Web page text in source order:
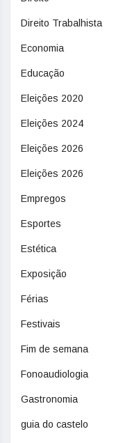
Direito Trabalhista
Economia
Educação
Eleições 2020
Eleições 2024
Eleições 2026
Eleições 2026
Empregos
Esportes
Estética
Exposição
Férias
Festivais
Fim de semana
Fonoaudiologia
Gastronomia
guia do castelo